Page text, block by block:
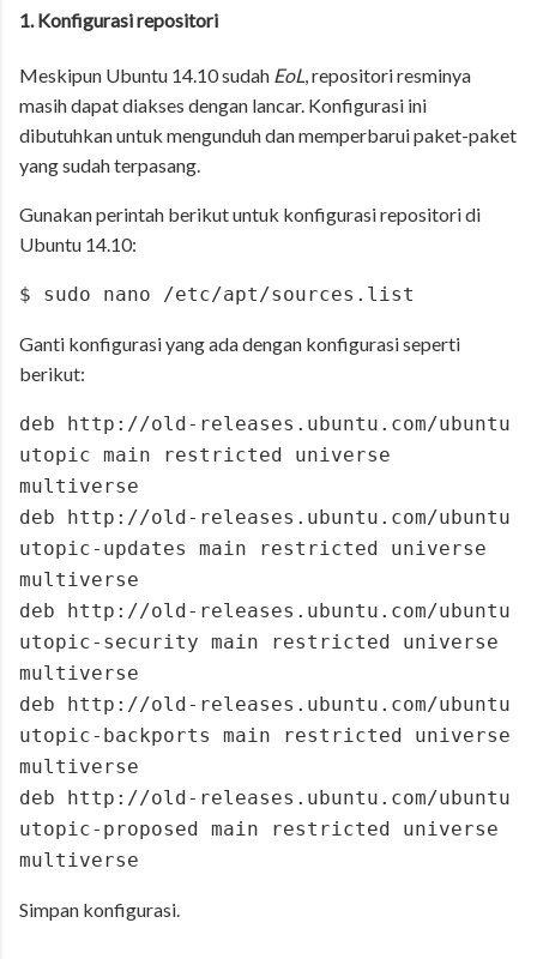
1. Konfigurasi repositori
Meskipun Ubuntu 14.10 sudah EoL, repositori resminya
masih dapat diakses dengan lancar. Konfigurasi ini
dibutuhkan untuk mengunduh dan memperbarui paket-paket
yang sudah terpasang.
Gunakan perintah berikut untuk konfigurasi repositori di
Ubuntu 14.10:
$ sudo nano /etc/apt/sources.list
Ganti konfigurasi yang ada dengan konfigurasi seperti
berikut:
deb http://old-releases.ubuntu.com/ubuntu
utopic main restricted universe
multiverse
deb http://old-releases.ubuntu.com/ubuntu
utopic-updates main restricted universe
multiverse
deb http://old-releases.ubuntu.com/ubuntu
utopic-security main restricted universe
multiverse
deb http://old-releases.ubuntu.com/ubuntu
utopic-backports main restricted universe
multiverse
deb http://old-releases.ubuntu.com/ubuntu
utopic-proposed main restricted universe
multiverse
Simpan konfigurasi.